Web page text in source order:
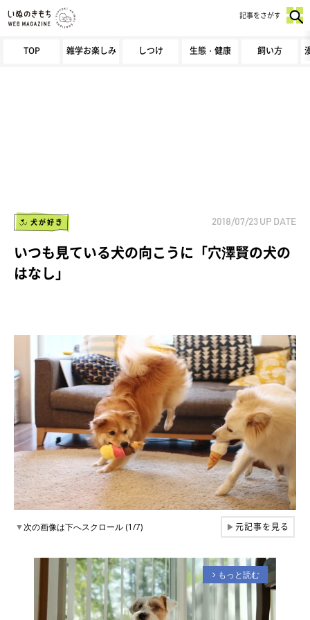
TOP 雑学お楽しみ しつけ 生態・健康 飼い方
記事をさがす
犬が好き 2018/07/23 UP DATE
いつも見ている犬の向こうに「穴澤賢の犬の
はなし」
▼次の画像は下へスクロール (1/7) ▶元記事を見る
arrow_forward_ios もっと読む